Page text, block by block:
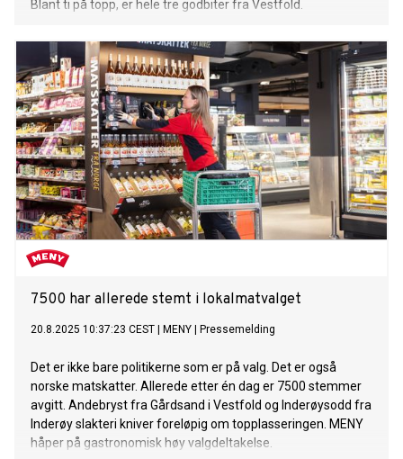
Blant ti på topp, er hele tre godbiter fra Vestfold.
7500 har allerede stemt i lokalmatvalget
20.8.2025 10:37:23 CEST MENY Pressemelding
Det er ikke bare politikerne som er på valg. Det er også
norske matskatter. Allerede etter én dag er 7500 stemmer
avgitt. Andebryst fra Gårdsand i Vestfold og Inderøysodd fra
Inderøy slakteri kniver foreløpig om topplasseringen. MENY
håper på gastronomisk høy valgdeltakelse.